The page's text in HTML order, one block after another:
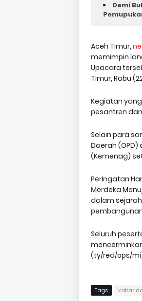
Demi
Aceh Timur,
memimpin
Upacara
Timur, Rabu
Kegiatan
pesantren
Selain para
Daerah
(Kemenag)
Peringatan
Merdeka
dalam
Seluruh
(ty/red/ops/
Tags kabar